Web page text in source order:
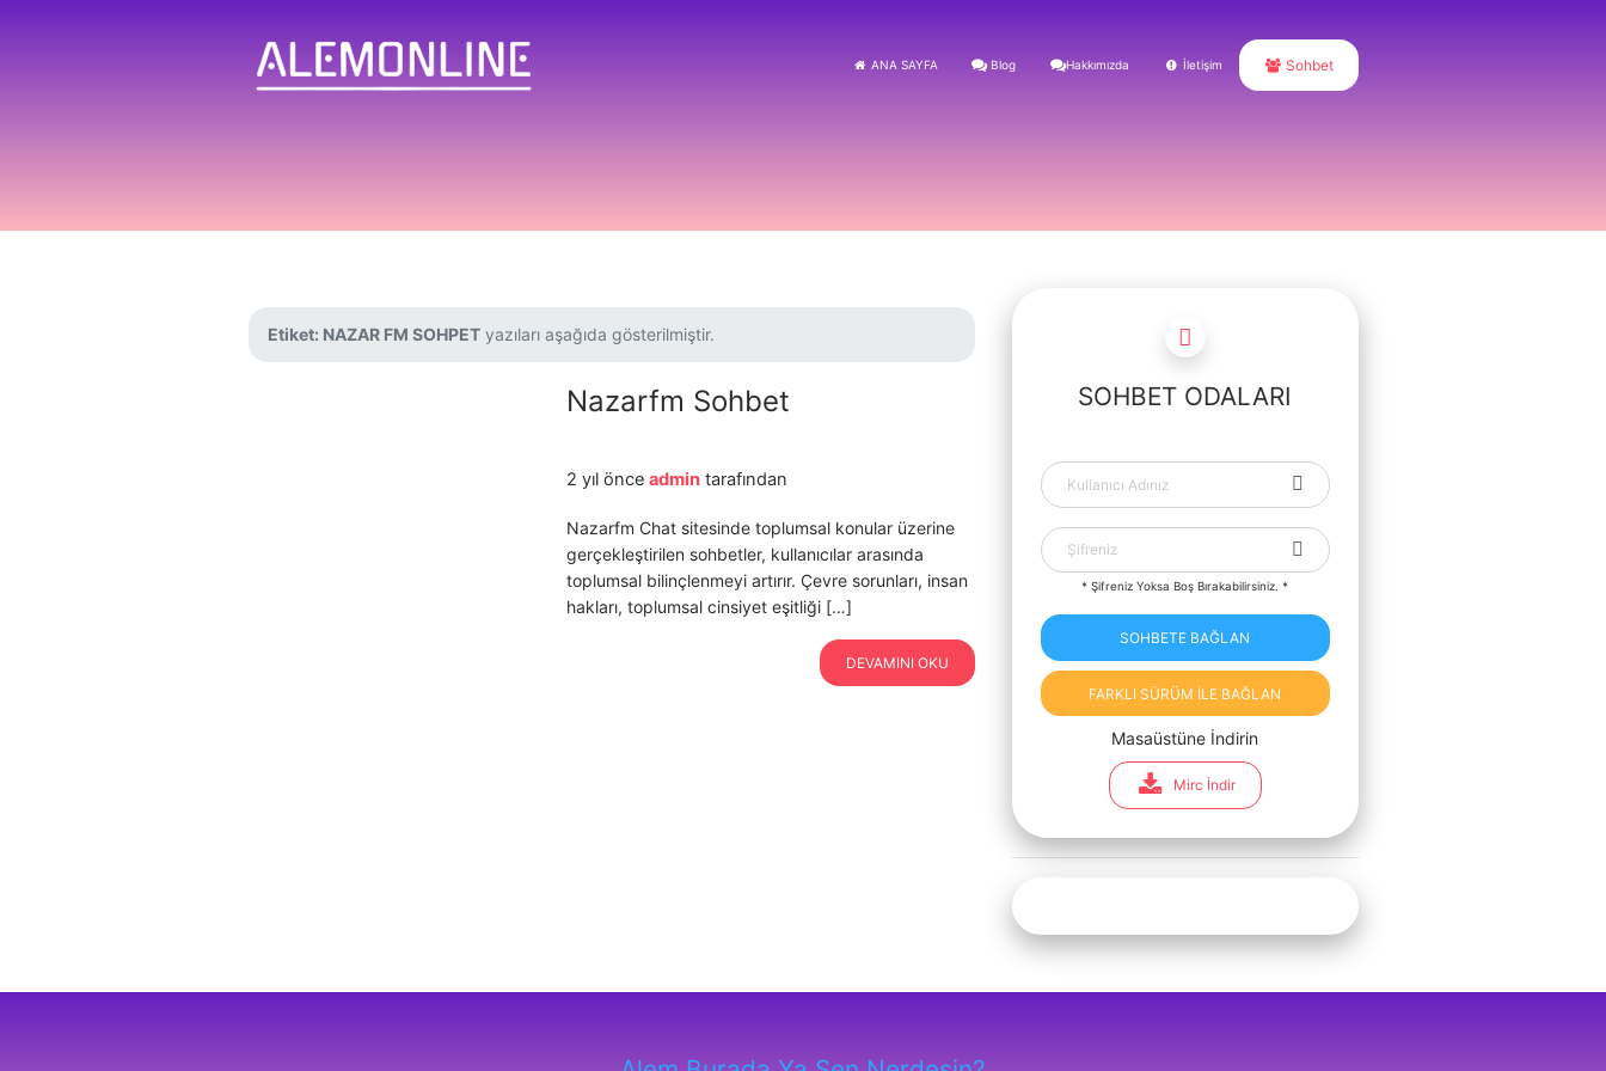
ANA SAYFA Blog Hakkımızda İletişim Sohbet
Etiket: NAZAR FM SOHPET yazıları aşağıda gösterilmiştir.
Nazarfm Sohbet
2 yıl önce admintarafından
Nazarfm Chat sitesinde toplumsal konular üzerine
gerçekleştirilen sohbetler, kullanıcılar arasında
toplumsal bilinçlenmeyi artırır. Çevre sorunları, insan
hakları, toplumsal cinsiyet eşitliği […]
DEVAMINI OKU
SOHBET ODALARI
* Şifreniz Yoksa Boş Bırakabilirsiniz. *
SOHBETE BAĞLAN
FARKLI SÜRÜM İLE BAĞLAN
Masaüstüne İndirin
Mirc İndir